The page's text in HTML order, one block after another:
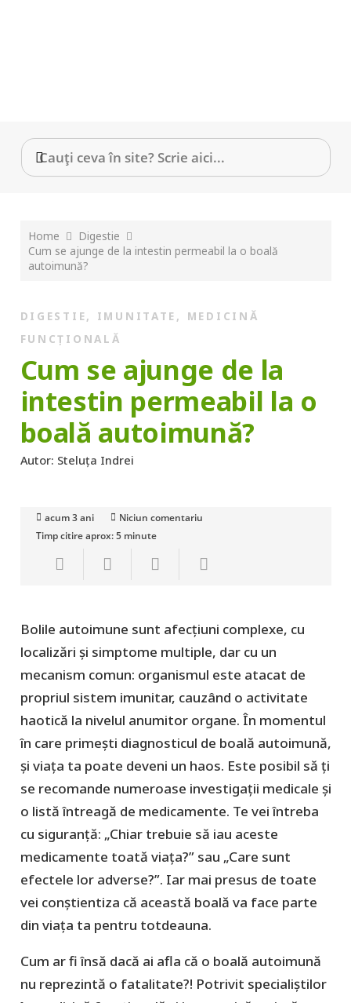
Home
Digestie
Cum se ajunge de la intestin permeabil la o boală
autoimună?
DIGESTIE, IMUNITATE , MEDICINĂ
FUNCȚIONALĂ
Cum se ajunge de la
intestin permeabil la o
boală autoimună?
Autor: Steluța Indrei
acum 3 ani
Niciun comentariu
Timp citire aprox: 5 minute
Bolile autoimune sunt afecțiuni complexe, cu
localizări și simptome multiple, dar cu un
mecanism comun: organismul este atacat de
propriul sistem imunitar, cauzând o activitate
haotică la nivelul anumitor organe. În momentul
în care primești diagnosticul de boală autoimună,
și viața ta poate deveni un haos. Este posibil să ți
se recomande numeroase investigații medicale și
o listă întreagă de medicamente. Te vei întreba
cu siguranță: „Chiar trebuie să iau aceste
medicamente toată viața?” sau „Care sunt
efectele lor adverse?”. Iar mai presus de toate
vei conștientiza că această boală va face parte
din viața ta pentru totdeauna.
Cum ar fi însă dacă ai afla că o boală autoimună
nu reprezintă o fatalitate?! Potrivit specialiștilor